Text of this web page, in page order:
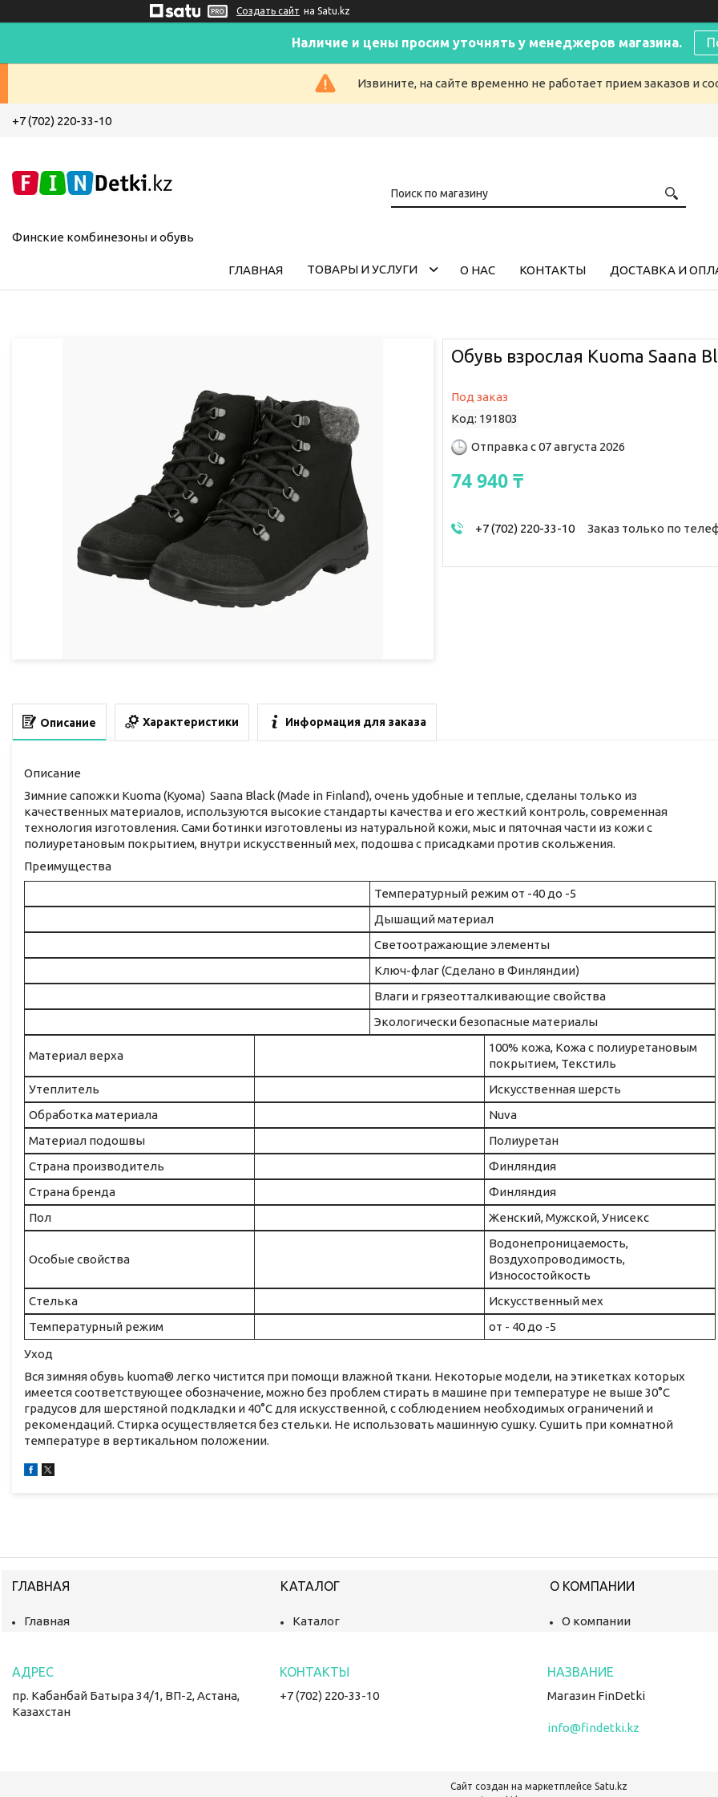
Создать сайт на Satu.kz
Наличие и цены просим уточнять у менеджеров магазина.
Извините, на сайте временно не работает прием заказов и
+7 (702) 220-33-10
Финские комбинезоны и обувь
ГЛАВНАЯ ТОВАРЫ И УСЛУГИ О НАС КОНТАКТЫ ДОСТАВКА И
Обувь взрослая Kuoma Saana
Под заказ
Код: 191803
Отправка с 07 августа 2026
74 940 ₸
+7 (702) 220-33-10 Заказ только по
Описание Характеристики Информация для заказа
Описание
Зимние сапожки Kuoma (Куома) Saana Black (Made in Finland), очень удобные и теплые, сделаны только из
качественных материалов, используются высокие стандарты качества и его жесткий контроль, современная
технология изготовления. Сами ботинки изготовлены из натуральной кожи, мыс и пяточная части из кожи с
полиуретановым покрытием, внутри искусственный мех, подошва с присадками против скольжения.
Преимущества
Температурный режим от -40 до -5
Дышащий материал
Светоотражающие элементы
Ключ-флаг (Сделано в Финляндии)
Влаги и грязеотталкивающие свойства
Экологически безопасные материалы
Материал верха
100% кожа, Кожа с полиуретановым
покрытием, Текстиль
Утеплитель
Искусственная шерсть
Обработка материала
Nuva
Материал подошвы
Полиуретан
Страна производитель
Финляндия
Страна бренда
Финляндия
Пол
Женский, Мужской, Унисекс
Особые свойства
Водонепроницаемость,
Воздухопроводимость,
Износостойкость
Стелька
Искусственный мех
Температурный режим
от - 40 до -5
Уход
Вся зимняя обувь kuoma® легко чистится при помощи влажной ткани. Некоторые модели, на этикетках которых
имеется соответствующее обозначение, можно без проблем стирать в машине при температуре не выше 30°C
градусов для шерстяной подкладки и 40°C для искусственной, с соблюдением необходимых ограничений и
рекомендаций. Стирка осуществляется без стельки. Не использовать машинную сушку. Сушить при комнатной
температуре в вертикальном положении.
ГЛАВНАЯ
Главная
КАТАЛОГ
Каталог
О КОМПАНИИ
О компании
пр. Кабанбай Батыра 34/1, ВП-2, Астана,
Казахстан
+7 (702) 220-33-10 Магазин FinDetki
info@findetki.kz
Сайт создан на маркетплейсе Satu.kz